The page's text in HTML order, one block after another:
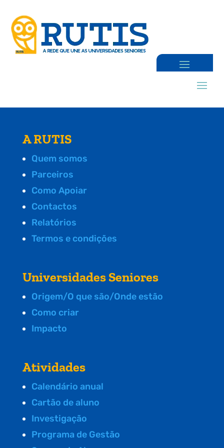
A RUTIS
Quem somos
Parceiros
Como Apoiar
Contactos
Relatórios
Termos e condições
Universidades Seniores
Origem/O que são/Onde estão
Como criar
Impacto
Atividades
Calendário anual
Cartão de aluno
Investigação
Programa de Gestão